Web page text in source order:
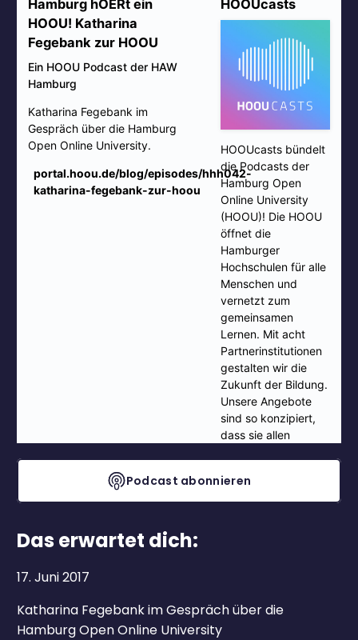
Podcast abonnieren
Das erwartet dich:
17. Juni 2017
Katharina Fegebank im Gespräch über die
Hamburg Open Online University